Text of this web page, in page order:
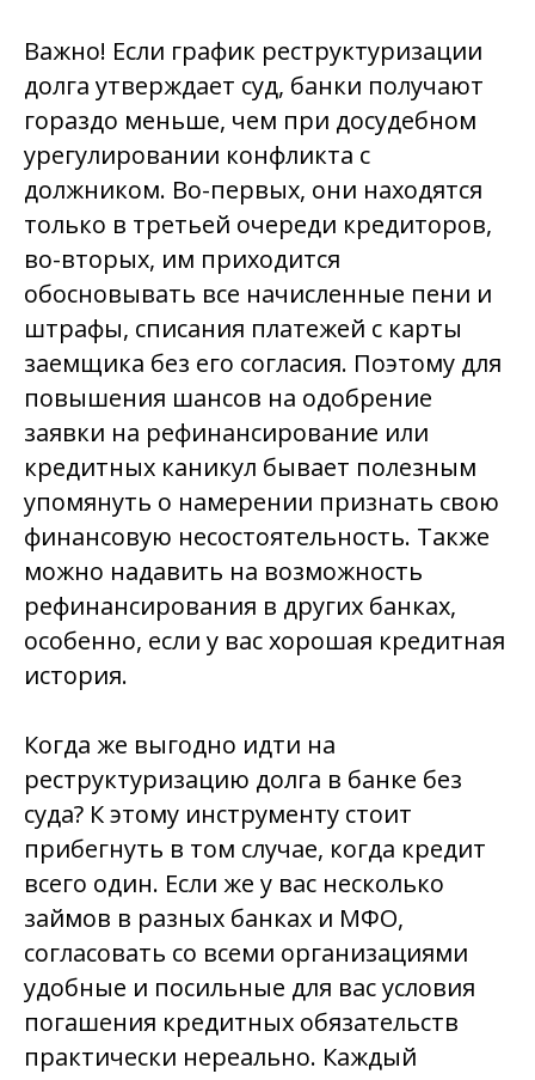
Важно! Если график реструктуризации
долга утверждает суд, банки получают
гораздо меньше, чем при досудебном
урегулировании конфликта с
должником. Во-первых, они находятся
только в третьей очереди кредиторов,
во-вторых, им приходится
обосновывать все начисленные пени и
штрафы, списания платежей с карты
заемщика без его согласия. Поэтому для
повышения шансов на одобрение
заявки на рефинансирование или
кредитных каникул бывает полезным
упомянуть о намерении признать свою
финансовую несостоятельность. Также
можно надавить на возможность
рефинансирования в других банках,
особенно, если у вас хорошая кредитная
история.
Когда же выгодно идти на
реструктуризацию долга в банке без
суда? К этому инструменту стоит
прибегнуть в том случае, когда кредит
всего один. Если же у вас несколько
займов в разных банках и МФО,
согласовать со всеми организациями
удобные и посильные для вас условия
погашения кредитных обязательств
практически нереально. Каждый